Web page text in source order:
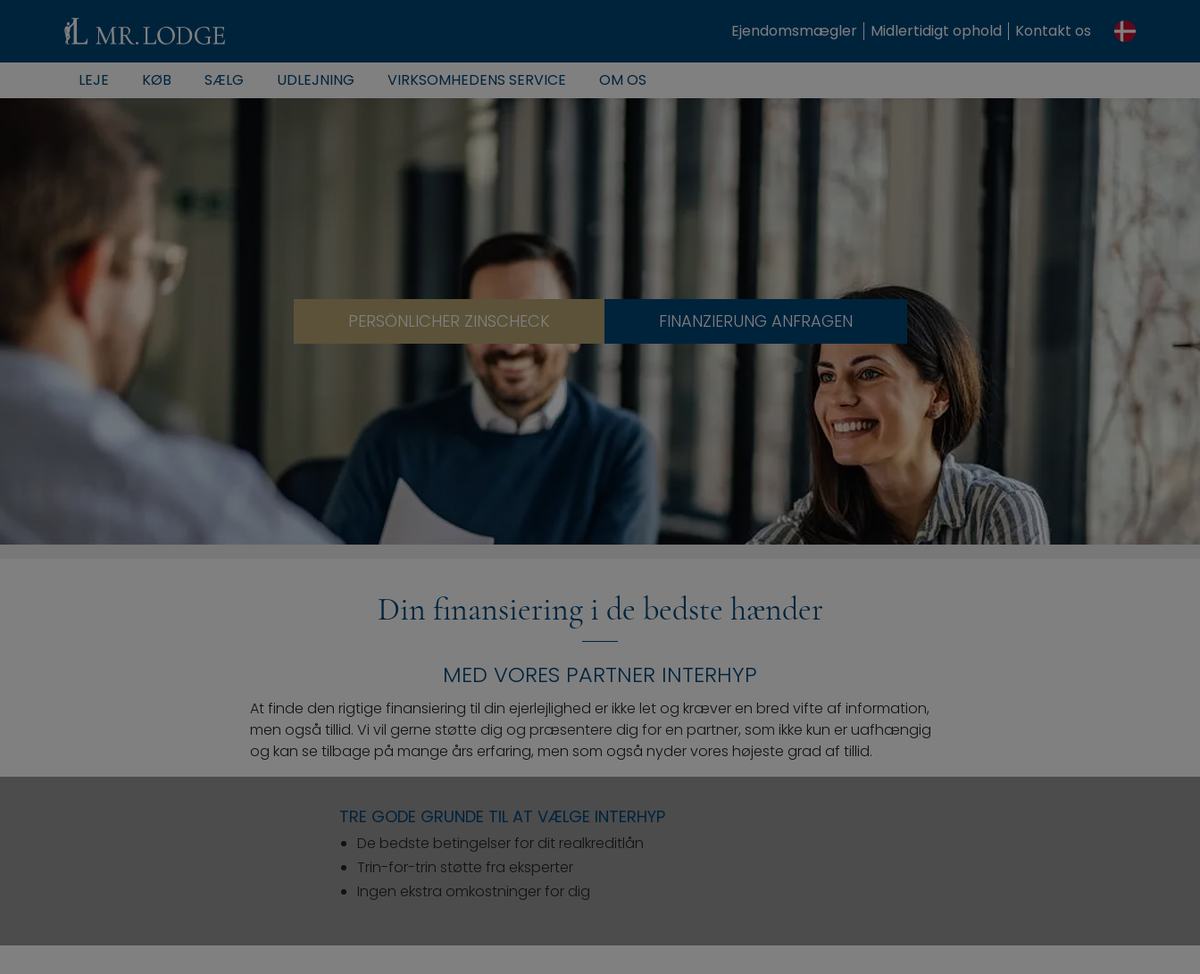
Ejendomsmægler Midlertidigt ophold Kontakt os
LEJE KØB SÆLG UDLEJNING VIRKSOMHEDENS SERVICE OM OS
PERSÖNLICHER ZINSCHECK FINANZIERUNG ANFRAGEN
Din finansiering i de bedste hænder
MED VORES PARTNER INTERHYP
At finde den rigtige finansiering til din ejerlejlighed er ikke let og kræver en bred vifte af information,
men også tillid. Vi vil gerne støtte dig og præsentere dig for en partner, som ikke kun er uafhængig
og kan se tilbage på mange års erfaring, men som også nyder vores højeste grad af tillid.
TRE GODE GRUNDE TIL AT VÆLGE INTERHYP
De bedste betingelser for dit realkreditlån
Trin-for-trin støtte fra eksperter
Ingen ekstra omkostninger for dig